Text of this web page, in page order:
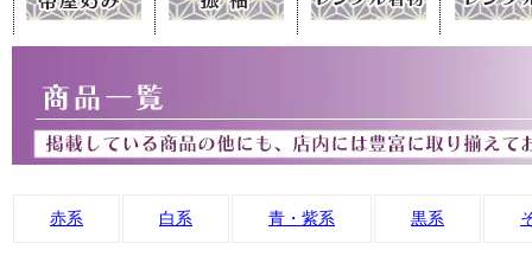
赤系 白系 青・紫系 黒系